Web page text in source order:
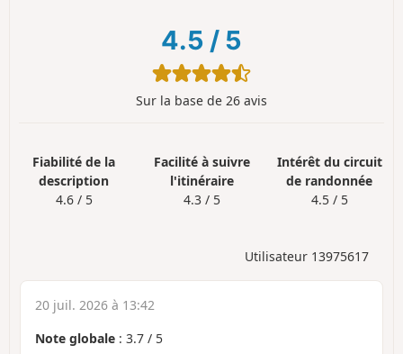
4.5 / 5
Sur la base de 26 avis
Fiabilité de la
description
4.6 / 5
Facilité à suivre
l'itinéraire
4.3 / 5
Intérêt du circuit
de randonnée
4.5 / 5
Utilisateur 13975617
20 juil. 2026 à 13:42
Note globale : 3.7 / 5